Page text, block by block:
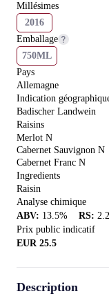
Millésimes
2016
Emballage
750ML
Pays
Allemagne
Indication
Badischer Landwein
Raisins
Merlot N
Cabernet Sauvignon N
Cabernet Franc N
Ingredients
Raisin
Analyse chimique
ABV: 13.5% RS: 2.2
Prix public indicatif
EUR 25.5
Description